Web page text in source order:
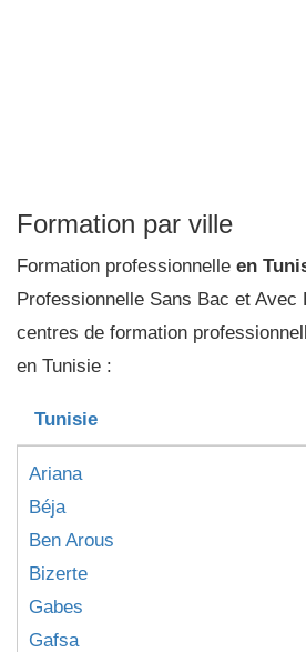
Formation par ville
Formation professionnelle en
Professionnelle Sans Bac et Avec
centres de formation
en Tunisie :
Tunisie
Ariana
Béja
Ben Arous
Bizerte
Gabes
Gafsa